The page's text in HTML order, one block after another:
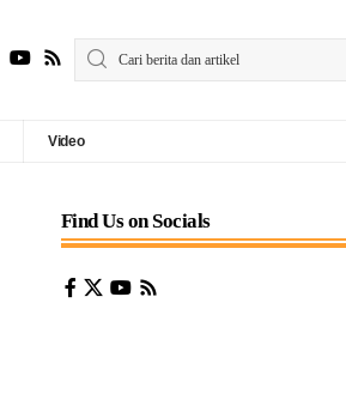
Video
Find Us on Socials